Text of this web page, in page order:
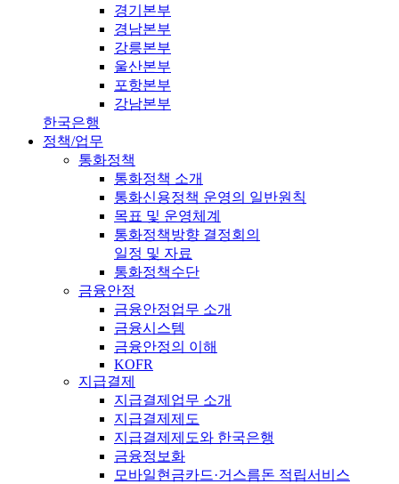
경기본부
경남본부
강릉본부
울산본부
포항본부
강남본부
한국은행
정책/업무
통화정책
통화정책 소개
통화신용정책 운영의 일반원칙
목표 및 운영체계
통화정책방향 결정회의
일정 및 자료
통화정책수단
금융안정
금융안정업무 소개
금융시스템
금융안정의 이해
KOFR
지급결제
지급결제업무 소개
지급결제제도
지급결제제도와 한국은행
금융정보화
모바일현금카드·거스름돈 적립서비스